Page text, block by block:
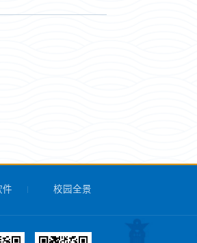
件 校园全景